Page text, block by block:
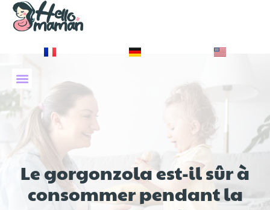
Le gorgonzola est-il sûr à
consommer pendant la